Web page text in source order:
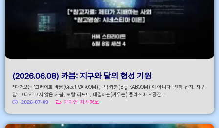
(2026.06.08) 카붐: 지구와 달의 형성 기원
*다가오는 '그레이트 바룸(Great VAROOM)', '빅 카붐(Big KABOOM)'이 아니다 -진화 납치. 지구-
달. 그다지 크지 않은 카붐, 토랄 리프트, 대결하는(싸우는) 플라즈마 시공간...
2026-07-09
가디언 최신정보